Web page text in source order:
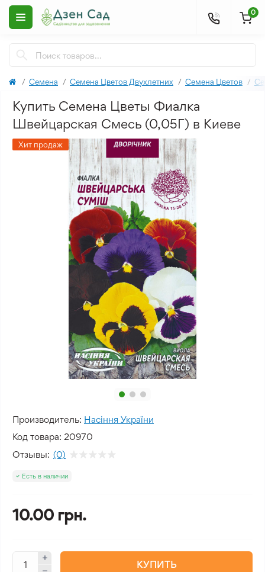
0
Семена Семена Цветов Двухлетних Семена Цветов
Купить Семена Цветы Фиалка
Швейцарская Смесь (0,05Г) в Киеве
Хит продаж
Производитель: Насіння України
Код товара: 20970
Отзывы: (0)
Есть в наличии
10.00 грн.
КУПИТЬ